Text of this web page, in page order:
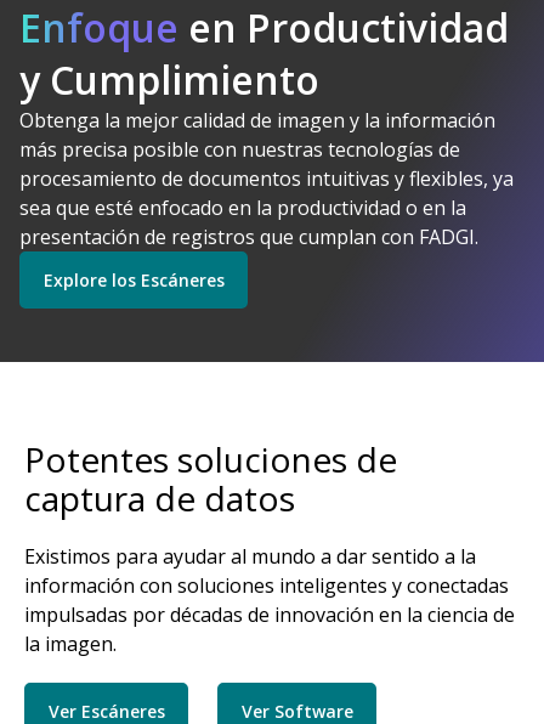
Enfoque en Productividad
y Cumplimiento
Obtenga la mejor calidad de imagen y la información
más precisa posible con nuestras tecnologías de
procesamiento de documentos intuitivas y flexibles, ya
sea que esté enfocado en la productividad o en la
presentación de registros que cumplan con FADGI.
Explore los Escáneres
Empiece
Kodak Alaris tiene
sentido
Explore Software Explore los Escáneres
Explore los Servicios
Potentes soluciones de
captura de datos
Existimos para ayudar al mundo a dar sentido a la
información con soluciones inteligentes y conectadas
impulsadas por décadas de innovación en la ciencia de
la imagen.
Ver Escáneres Ver Software